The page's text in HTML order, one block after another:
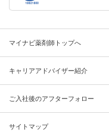
マイナビ薬剤師トップへ
キャリアアドバイザー紹介
ご入社後のアフターフォロー
サイトマップ